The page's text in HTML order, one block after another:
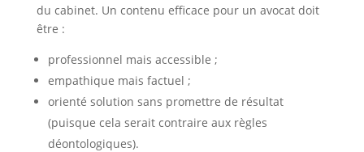
du cabinet. Un contenu efficace pour un avocat doit
être :
professionnel mais accessible ;
empathique mais factuel ;
orienté solution sans promettre de résultat
(puisque cela serait contraire aux règles
déontologiques).